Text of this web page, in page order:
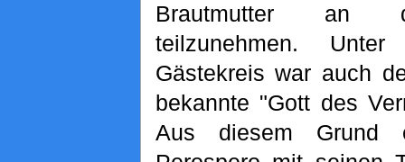
Brautmutter an
teilzunehmen.
Gästekreis war auch
bekannte "Gott des
Aus diesem Grund